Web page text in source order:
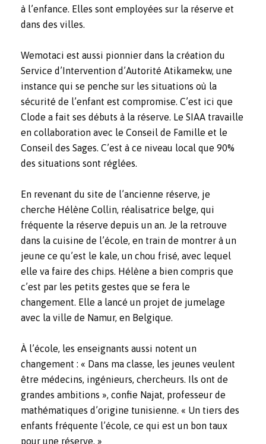
à l’enfance. Elles sont employées sur la réserve et
dans des villes.
Wemotaci est aussi pionnier dans la création du
Service d’Intervention d’Autorité Atikamekw, une
instance qui se penche sur les situations où la
sécurité de l’enfant est compromise. C’est ici que
Clode a fait ses débuts à la réserve. Le SIAA travaille
en collaboration avec le Conseil de Famille et le
Conseil des Sages. C’est à ce niveau local que 90%
des situations sont réglées.
En revenant du site de l’ancienne réserve, je
cherche Hélène Collin, réalisatrice belge, qui
fréquente la réserve depuis un an. Je la retrouve
dans la cuisine de l’école, en train de montrer à un
jeune ce qu’est le kale, un chou frisé, avec lequel
elle va faire des chips. Hélène a bien compris que
c’est par les petits gestes que se fera le
changement. Elle a lancé un projet de jumelage
avec la ville de Namur, en Belgique.
À l’école, les enseignants aussi notent un
changement : « Dans ma classe, les jeunes veulent
être médecins, ingénieurs, chercheurs. Ils ont de
grandes ambitions », confie Najat, professeur de
mathématiques d’origine tunisienne. « Un tiers des
enfants fréquente l’école, ce qui est un bon taux
pour une réserve. »